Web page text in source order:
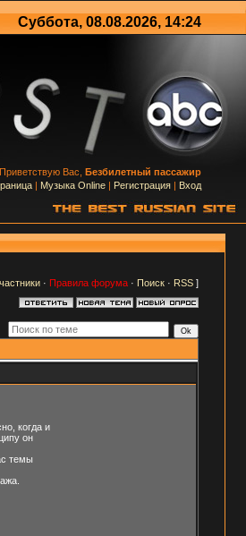
Суббота, 08.08.2026, 14:24
Приветствую Вас, Безбилетный пассажир
| Музыка Online | Регистрация | Вход
· Правила форума· Поиск· RSS]
когда и
он
темы